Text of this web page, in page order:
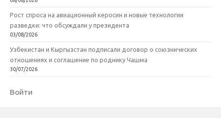
Рост спроса на авиационный керосин и новые технологии
разведки: что обсуждали у президента
03/08/2026
Узбекистан и Кыргызстан подписали договор о союзнических
отношениях и соглашение по роднику Чашма
30/07/2026
Войти